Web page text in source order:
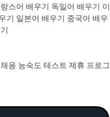
스어 배우기 독일어 배우기 이
기 일본어 배우기 중국어 배우
채용 능숙도 테스트 제휴 프로그